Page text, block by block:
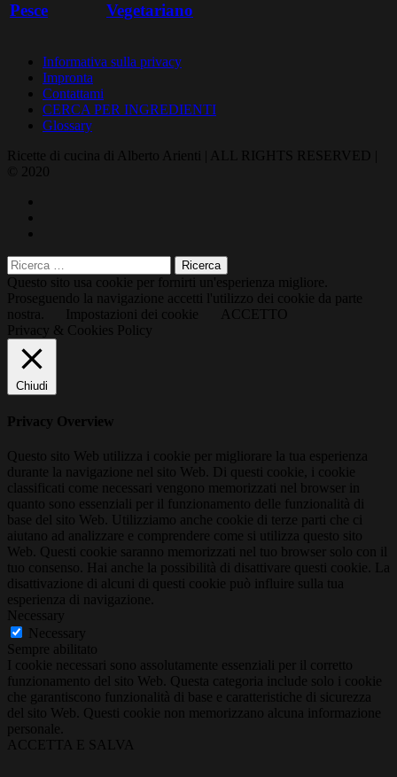
Pesce Vegetariano
Informativa sulla privacy
Impronta
Contattami
CERCA PER INGREDIENTI
Glossary
Ricette di cucina di Alberto Arienti | ALL RIGHTS RESERVED |
© 2020
Questo sito usa cookie per fornirti un'esperienza migliore.
Proseguendo la navigazione accetti l'utilizzo dei cookie da parte
nostra.
Impostazioni dei cookie
ACCETTO
Privacy & Cookies Policy
Chiudi
Privacy Overview
Questo sito Web utilizza i cookie per migliorare la tua esperienza
durante la navigazione nel sito Web. Di questi cookie, i cookie
classificati come necessari vengono memorizzati nel browser in
quanto sono essenziali per il funzionamento delle funzionalità di
base del sito Web. Utilizziamo anche cookie di terze parti che ci
aiutano ad analizzare e comprendere come si utilizza questo sito
Web. Questi cookie saranno memorizzati nel tuo browser solo con il
tuo consenso. Hai anche la possibilità di disattivare questi cookie. La
disattivazione di alcuni di questi cookie può influire sulla tua
esperienza di navigazione.
Necessary
Necessary
Sempre abilitato
I cookie necessari sono assolutamente essenziali per il corretto
funzionamento del sito Web. Questa categoria include solo i cookie
che garantiscono funzionalità di base e caratteristiche di sicurezza
del sito Web. Questi cookie non memorizzano alcuna informazione
personale.
ACCETTA E SALVA